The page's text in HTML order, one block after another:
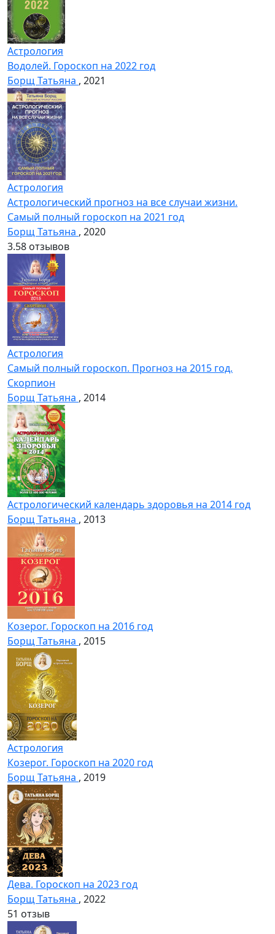
Астрология
Водолей. Гороскоп на 2022 год
Борщ Татьяна , 2021
Астрология
Астрологический прогноз на все случаи жизни.
Самый полный гороскоп на 2021 год
Борщ Татьяна , 2020
3.58 отзывов
Астрология
Самый полный гороскоп. Прогноз на 2015 год.
Скорпион
Борщ Татьяна , 2014
Астрологический календарь здоровья на 2014 год
Борщ Татьяна , 2013
Козерог. Гороскоп на 2016 год
Борщ Татьяна , 2015
Астрология
Козерог. Гороскоп на 2020 год
Борщ Татьяна , 2019
Дева. Гороскоп на 2023 год
Борщ Татьяна , 2022
51 отзыв